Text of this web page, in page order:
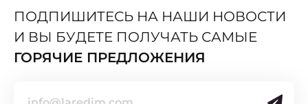
ПОДПИШИТЕСЬ НА НАШИ НОВОСТИ
И ВЫ БУДЕТЕ ПОЛУЧАТЬ САМЫЕ
ГОРЯЧИЕ ПРЕДЛОЖЕНИЯ